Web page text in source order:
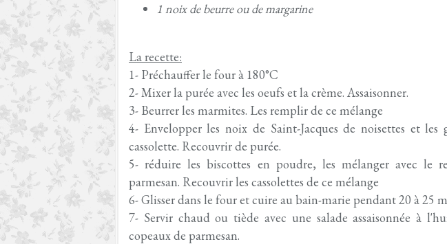
1 noix de beurre ou de margarine
La recette:
1- Préchauffer le four à 180°C
2- Mixer la purée avec les oeufs et la crème. Assaisonner.
3- Beurrer les marmites. Les remplir de ce mélange
4- Envelopper les noix de Saint-Jacques de noisettes et
cassolette. Recouvrir de purée.
5- réduire les biscottes en poudre, les mélanger avec le
parmesan. Recouvrir les cassolettes de ce mélange
6- Glisser dans le four et cuire au bain-marie pendant 20 à 25
7- Servir chaud ou tiède avec une salade assaisonnée à
copeaux de parmesan.